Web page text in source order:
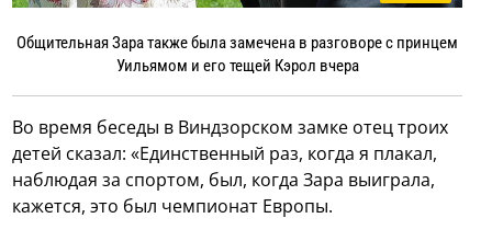
Общительная Зара также была замечена в разговоре с принцем
Уильямом и его тещей Кэрол вчера
Во время беседы в Виндзорском замке отец троих
детей сказал: «Единственный раз, когда я плакал,
наблюдая за спортом, был, когда Зара выиграла,
кажется, это был чемпионат Европы.